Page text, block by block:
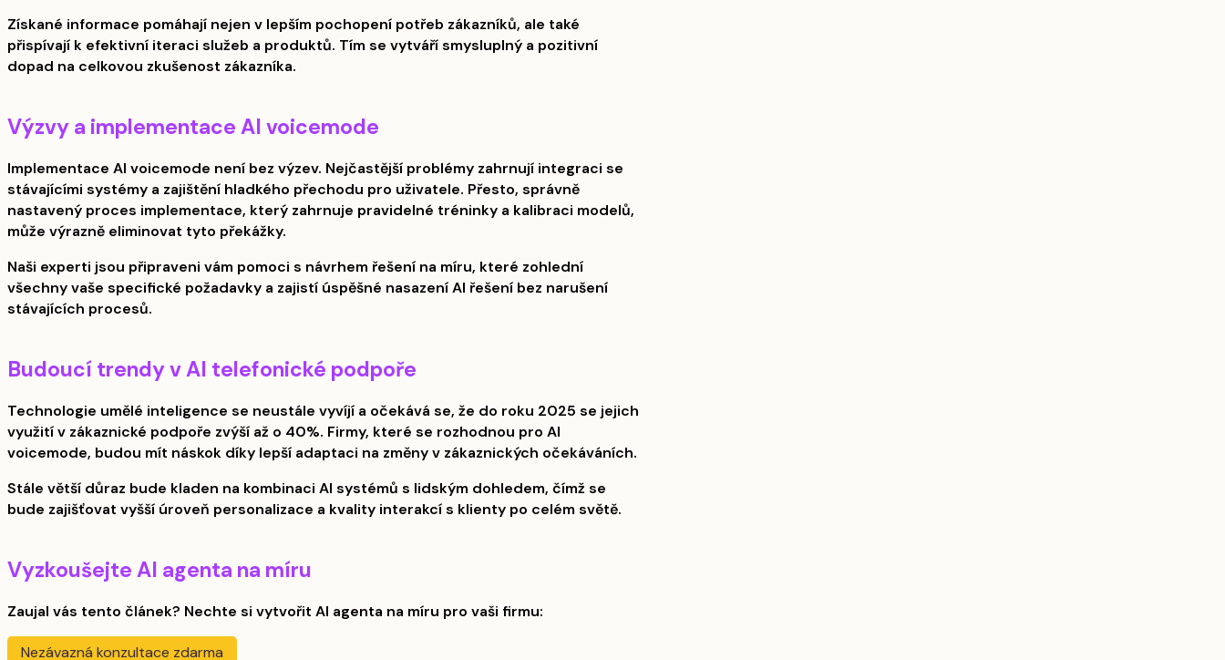
Získané informace pomáhají nejen v lepším pochopení potřeb zákazníků, ale také
přispívají k efektivní iteraci služeb a produktů. Tím se vytváří smysluplný a pozitivní
dopad na celkovou zkušenost zákazníka.
Výzvy a implementace AI voicemode
Implementace AI voicemode není bez výzev. Nejčastější problémy zahrnují integraci se
stávajícími systémy a zajištění hladkého přechodu pro uživatele. Přesto, správně
nastavený proces implementace, který zahrnuje pravidelné tréninky a kalibraci modelů,
může výrazně eliminovat tyto překážky.
Naši experti jsou připraveni vám pomoci s návrhem řešení na míru, které zohlední
všechny vaše specifické požadavky a zajistí úspěšné nasazení AI řešení bez narušení
stávajících procesů.
Budoucí trendy v AI telefonické podpoře
Technologie umělé inteligence se neustále vyvíjí a očekává se, že do roku 2025 se jejich
využití v zákaznické podpoře zvýší až o 40%. Firmy, které se rozhodnou pro AI
voicemode, budou mít náskok díky lepší adaptaci na změny v zákaznických očekáváních.
Stále větší důraz bude kladen na kombinaci AI systémů s lidským dohledem, čímž se
bude zajišťovat vyšší úroveň personalizace a kvality interakcí s klienty po celém světě.
Vyzkoušejte AI agenta na míru
Zaujal vás tento článek? Nechte si vytvořit AI agenta na míru pro vaši firmu:
Nezávazná konzultace zdarma